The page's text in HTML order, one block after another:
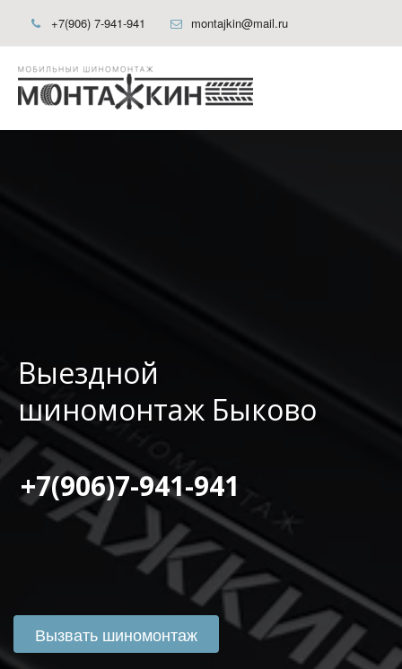
+7(906) 7-941-941 montajkin@mail.ru
Выездной
шиномонтаж Быково
+7(906)7-941-941
Вызвать шиномонтаж